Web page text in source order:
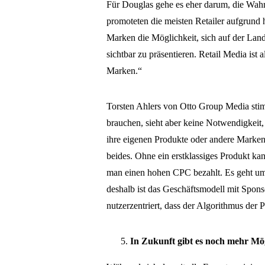
Für Douglas gehe es eher darum, die
promoteten die meisten Retailer
Marken die Möglichkeit, sich auf der
sichtbar zu präsentieren. Retail Media ist
Marken.“
Torsten Ahlers von Otto Group Media
brauchen, sieht aber keine
ihre eigenen Produkte oder andere
beides. Ohne ein erstklassiges Produkt
man einen hohen CPC bezahlt. Es geht
deshalb ist das Geschäftsmodell mit
nutzerzentriert, dass der Algorithmus der
In Zukunft gibt es noch mehr